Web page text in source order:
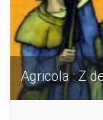
Agricola : Z